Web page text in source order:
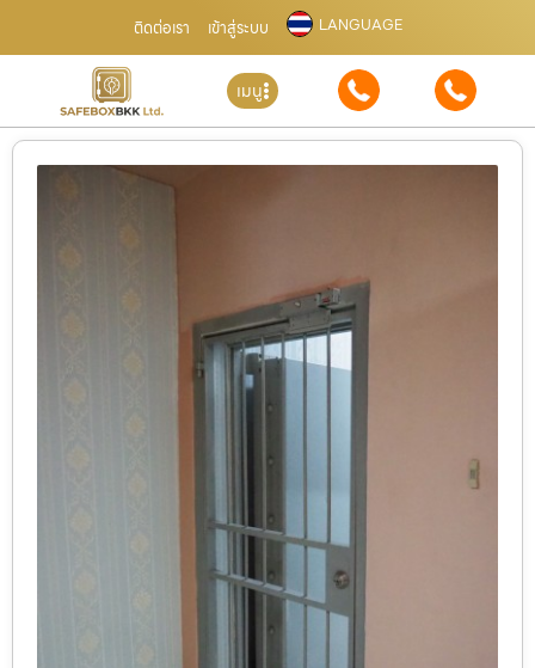
ติดต่อเรา เข้าสู่ระบบ LANGUAGE
เมนู